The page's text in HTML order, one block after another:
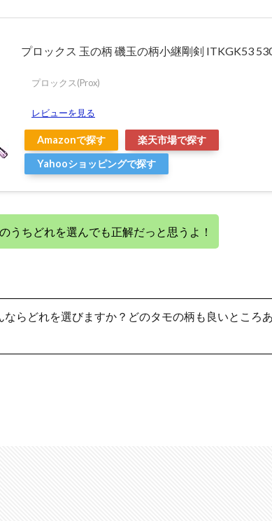
プロックス 玉の柄 磯玉の柄小継剛剣 ITKGK53
プロックス(Prox)
レビューを見る
Amazonで探す
楽天市場で探す
Yahooショッピングで探す
うちどれを選んでも正解だっと思うよ！
ならどれを選びますか？どのタモの柄も良いところ